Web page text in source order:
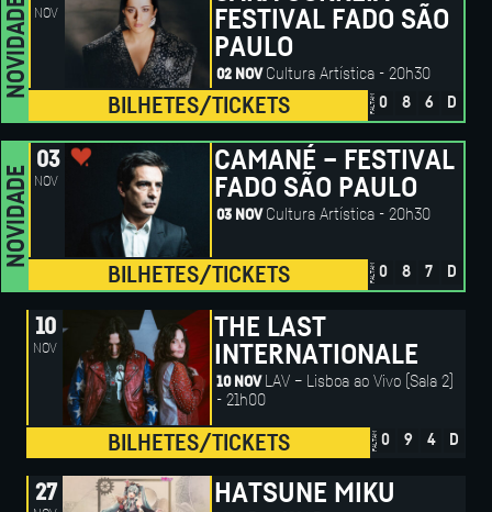
NOVIDADE NOV
FESTIVAL FADO SÃO
PAULO
02 NOV Cultura Artística - 20h30
BILHETES/TICKETS FALTAM 0 8 6 D
NOVIDADE
03
NOV
CAMANÉ – FESTIVAL
FADO SÃO PAULO
03 NOV Cultura Artística - 20h30
BILHETES/TICKETS FALTAM 0 8 7 D
10
NOV
THE LAST
INTERNATIONALE
10 NOV LAV – Lisboa ao Vivo (Sala 2)
- 21h00
BILHETES/TICKETS FALTAM 0 9 4 D
27 HATSUNE MIKU